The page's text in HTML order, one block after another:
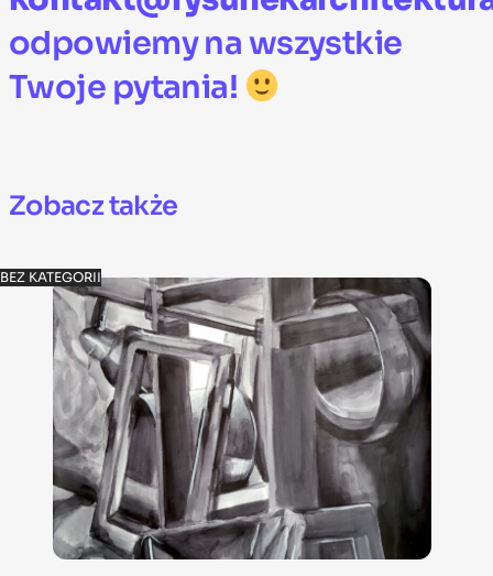
odpowiemy na wszystkie
Twoje pytania!
Zobacz także
BEZ KATEGORII